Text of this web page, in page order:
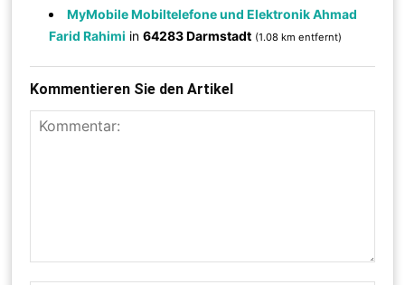
MyMobile Mobiltelefone und Elektronik Ahmad
Farid Rahimi in64283 Darmstadt (1.08 km entfernt)
Kommentieren Sie den Artikel